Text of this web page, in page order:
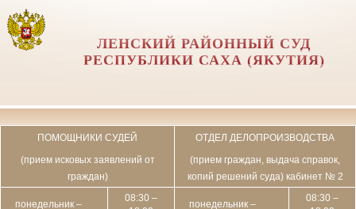
ЛЕНСКИЙ РАЙОННЫЙ СУД
РЕСПУБЛИКИ САХА (ЯКУТИЯ)
ПОМОЩНИКИ СУДЕЙ
(прием исковых заявлений от
граждан)
ОТДЕЛ ДЕЛОПРОИЗВОДСТВА
(прием граждан, выдача справок,
копий решений суда) кабинет № 2
понедельник –
08:30 –
понедельник –
08:30 –